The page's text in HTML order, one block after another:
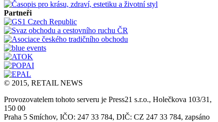
Partneři
© 2015, RETAIL NEWS
Provozovatelem tohoto serveru je Press21 s.r.o., Holečkova 103/31,
150 00
Praha 5 Smíchov, IČO: 247 33 784, DIČ: CZ 247 33 784, zapsáno